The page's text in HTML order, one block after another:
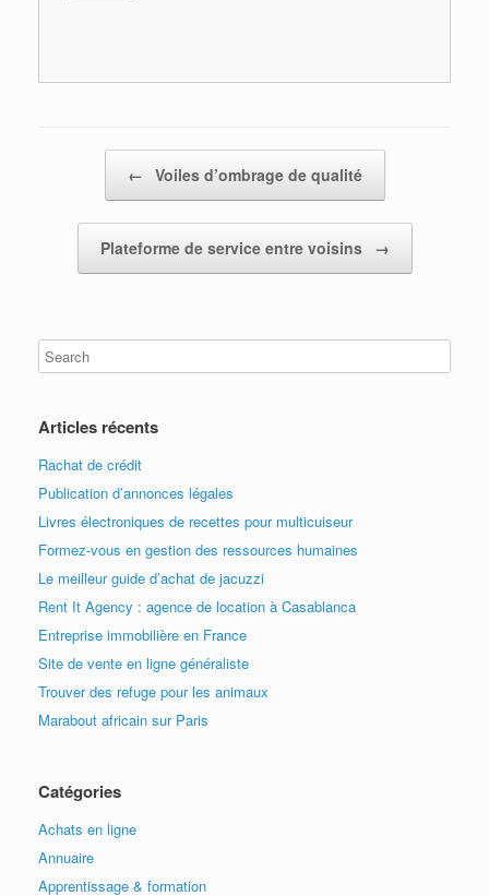
← Voiles d’ombrage de qualité
Plateforme de service entre voisins →
Articles récents
Rachat de crédit
Publication d’annonces légales
Livres électroniques de recettes pour multicuiseur
Formez-vous en gestion des ressources humaines
Le meilleur guide d’achat de jacuzzi
Rent It Agency : agence de location à Casablanca
Entreprise immobilière en France
Site de vente en ligne généraliste
Trouver des refuge pour les animaux
Marabout africain sur Paris
Catégories
Achats en ligne
Annuaire
Apprentissage & formation